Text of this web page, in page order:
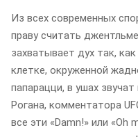
Из всех современных
праву считать
захватывает дух так,
клетке, окруженной
папарацци, в ушах
Рогана, комментатора
все эти «Damn!» или